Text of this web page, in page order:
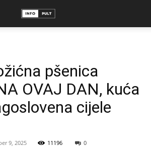
pšenica
OVAJ DAN, kuća
cijele
9, 2025 11196 0